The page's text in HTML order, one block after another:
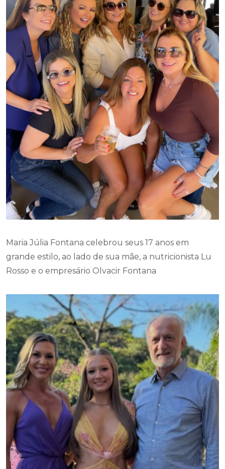
Maria Júlia Fontana celebrou seus 17 anos em
grande estilo, ao lado de sua mãe, a nutricionista Lu
Rosso e o empresário Olvacir Fontana